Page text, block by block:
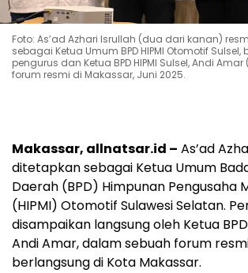
Foto: As’ad Azhari Isrullah (dua dari kanan)
sebagai Ketua Umum BPD HIPMI Otomotif
pengurus dan Ketua BPD HIPMI Sulsel, Andi
forum resmi di Makassar, Juni 2025.
Makassar, allnatsar.id – As’ad
ditetapkan sebagai Ketua Umum
Daerah (BPD) Himpunan Pengusaha
(HIPMI) Otomotif Sulawesi Selatan.
disampaikan langsung oleh Ketua BPD
Andi Amar, dalam sebuah forum
berlangsung di Kota Makassar.